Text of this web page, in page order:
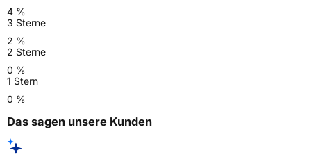
4 %
3 Sterne
2 %
2 Sterne
0 %
1 Stern
0 %
Das sagen unsere Kunden